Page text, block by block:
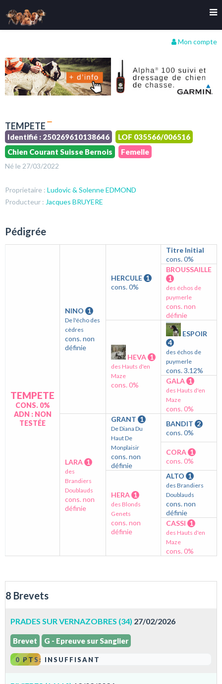
Mon compte
TEMPETE
Identifié : 250269610138646
LOF 035566/006516
Chien Courant Suisse Bernois
Femelle
Né le 27/03/2022
Proprietaire : Ludovic & Solenne EDMOND
Producteur : Jacques BRUYERE
Pédigrée
TEMPETE
CONS. 0%
ADN : NON
TESTÉE
NINO 1
De l'écho des
cèdres
cons. non
définie
HERCULE 1
cons. 0%
Titre Initial
cons. 0%
BROUSSAILLE
1
des échos de
puymerle
cons. non
définie
HEVA 1
des Hauts d'en
Maze
cons. 0%
ESPOIR
4
des échos de
puymerle
cons. 3.12%
GALA 1
des Hauts d'en
Maze
cons. 0%
LARA 1
des
Brandiers
Doublauds
cons. non
définie
GRANT 1
De Diana Du
Haut De
Monplaisir
cons. non
définie
BANDIT 2
cons. 0%
CORA 1
cons. 0%
HERA 1
des Blonds
Genets
cons. non
définie
ALTO 1
des Brandiers
Doublauds
cons. non
définie
CASSI 1
des Hauts d'en
Maze
cons. 0%
8 Brevets
PRADES SUR VERNAZOBRES (34) 27/02/2026
Brevet G - Epreuve sur Sanglier
0 PTS: INSUFFISANT